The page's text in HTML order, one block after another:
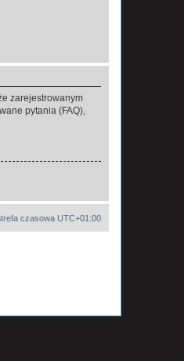
zarejestrowanym
pytania (FAQ),
czasowa UTC+01:00